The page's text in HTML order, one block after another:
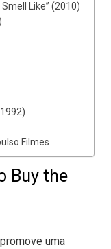
Like” (2010)
Filmes
Buy the
uma